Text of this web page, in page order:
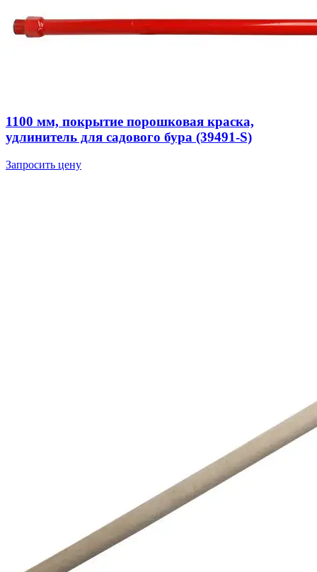
1100 мм, покрытие порошковая краска,
удлинитель для садового бура (39491-S)
Запросить цену